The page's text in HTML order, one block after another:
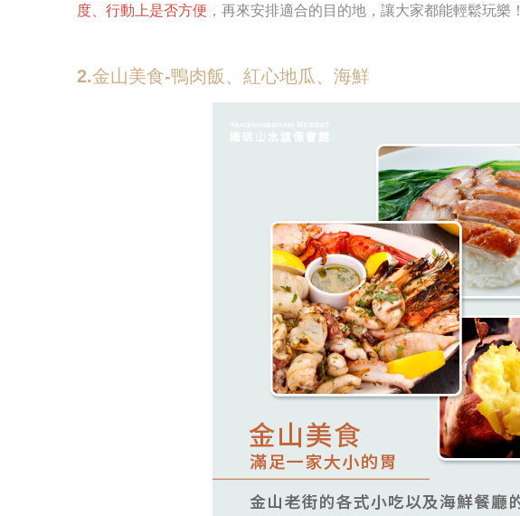
度、行動上是否方便 ，再來安排適合的目的地，讓大家都能輕鬆玩樂！
2.金山美食-鴨肉飯、紅心地瓜、海鮮